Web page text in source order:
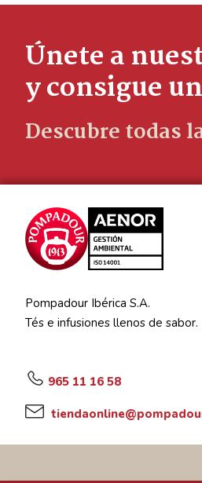
Únete a
y consigue
Descubre todas
Pompadour Ibérica S.A.
Tés e infusiones llenos de sabor.
965 11 16 58